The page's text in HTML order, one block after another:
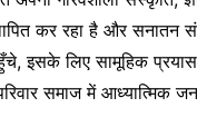
कर रहा है और सनातन
इसके लिए सामूहिक
समाज में आध्यात्मिक